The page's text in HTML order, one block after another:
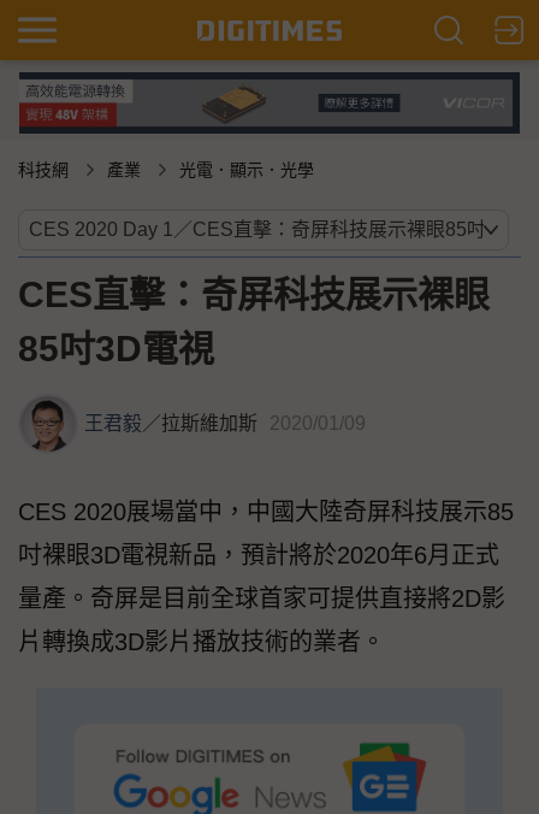
科技網 產業 光電．顯示．光學
CES直擊：奇屏科技展示裸眼
85吋3D電視
王君毅／拉斯維加斯 2020/01/09
CES 2020展場當中，中國大陸奇屏科技展示85
吋裸眼3D電視新品，預計將於2020年6月正式
量產。奇屏是目前全球首家可提供直接將2D影
片轉換成3D影片播放技術的業者。